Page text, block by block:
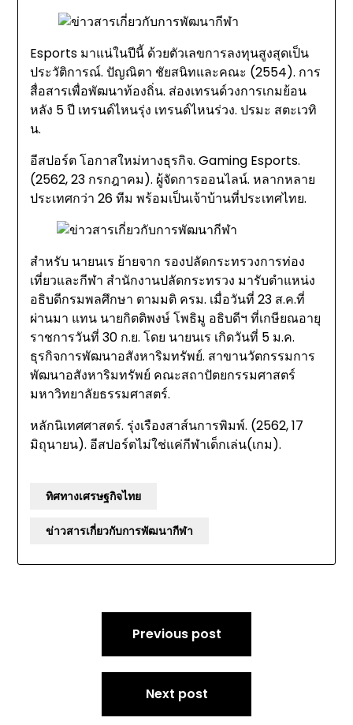
Esports มาแน่ในปีนี้ ด้วยตัวเลขการลงทุนสูงสุดเป็น
ประวัติการณ์. ปัญณิตา ชัยสนิทและคณะ (2554). การ
สื่อสารเพื่อพัฒนาท้องถิ่น. ส่องเทรนด์วงการเกมย้อน
หลัง 5 ปี เทรนด์ไหนรุ่ง เทรนด์ไหนร่วง. ปรมะ สตะเวทิ
น.
อีสปอร์ต โอกาสใหม่ทางธุรกิจ. Gaming Esports.
(2562, 23 กรกฎาคม). ผู้จัดการออนไลน์. หลากหลาย
ประเทศกว่า 26 ทีม พร้อมเป็นเจ้าบ้านที่ประเทศไทย.
สำหรับ นายนเร ย้ายจาก รองปลัดกระทรวงการท่อง
เที่ยวและกีฬา สำนักงานปลัดกระทรวง มารับตำแหน่ง
อธิบดีกรมพลศึกษา ตามมติ ครม. เมื่อวันที่ 23 ส.ค.ที่
ผ่านมา แทน นายกิตติพงษ์ โพธิมู อธิบดีฯ ที่เกษียณอายุ
ราชการวันที่ 30 ก.ย. โดย นายนเร เกิดวันที่ 5 ม.ค.
ธุรกิจการพัฒนาอสังหาริมทรัพย์. สาขานวัตกรรมการ
พัฒนาอสังหาริมทรัพย์ คณะสถาปัตยกรรมศาสตร์
มหาวิทยาลัยธรรมศาสตร์.
หลักนิเทศศาสตร์. รุ่งเรืองสาส์นการพิมพ์. (2562, 17
มิถุนายน). อีสปอร์ตไม่ใช่แค่กีฬาเด็กเล่น(เกม).
ทิศทางเศรษฐกิจไทย
ข่าวสารเกี่ยวกับการพัฒนากีฬา
Previous post
Next post